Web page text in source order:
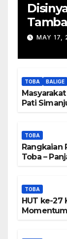
Peta
MAY 17,
TOBA BALIGE
Pati
TOBA
Rangkaian
Toba –
TOBA
HUT ke-27